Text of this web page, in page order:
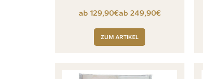
€ €
ZUM ARTIKEL